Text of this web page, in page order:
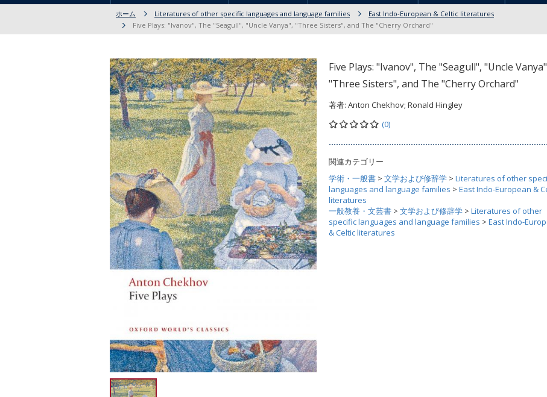
ホーム Literatures of other specific languages and language families
East Indo-European & Celtic literatures
Five Plays: "Ivanov", The "Seagull", "Uncle Vanya", "Three Sisters", and The "Cherry Orchard"
Five Plays: "Ivanov", The "Seagull", "Uncle
"Three Sisters", and The "Cherry Orchard"
著者: Anton Chekhov; Ronald Hingley
(0)
関連カテゴリー
学術・一般書 > 文学および修辞学 > Literatures of other
languages and language families > East Indo-European &
literatures
一般教養・文芸書 > 文学および修辞学 > Literatures of other
specific languages and language families > East Indo-
& Celtic literatures